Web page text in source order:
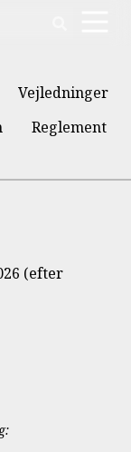
Vejledninger
Reglement
(efter